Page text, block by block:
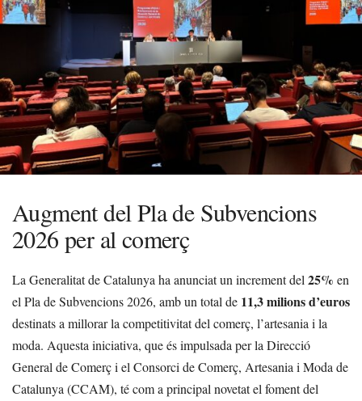
Augment del Pla de Subvencions
2026 per al comerç
La Generalitat de Catalunya ha anunciat un increment del 25% en
el Pla de Subvencions 2026, amb un total de 11,3 milions d’euros
destinats a millorar la competitivitat del comerç, l’artesania i la
moda. Aquesta iniciativa, que és impulsada per la Direcció
General de Comerç i el Consorci de Comerç, Artesania i Moda de
Catalunya (CCAM), té com a principal novetat el foment del